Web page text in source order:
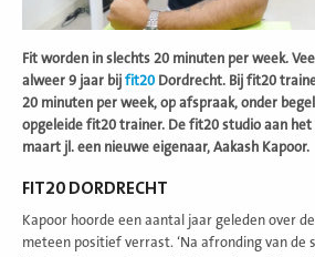
Fit worden in slechts 20 minuten per week.
alweer 9 jaar bij fit20 Dordrecht. Bij fit20
20 minuten per week, op afspraak, onder
opgeleide fit20 trainer. De fit20 studio aan
maart jl. een nieuwe eigenaar, Aakash Kapoor.
FIT20 DORDRECHT
Kapoor hoorde een aantal jaar geleden over
meteen positief verrast. ‘Na afronding van de